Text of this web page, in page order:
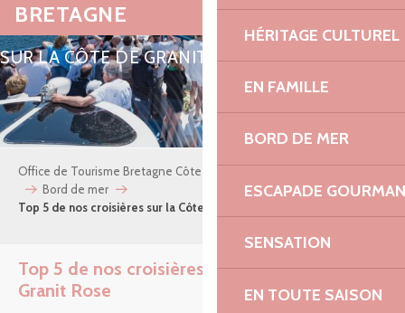
HÉRITAGE CULTUREL
EN FAMILLE
BORD DE MER
ESCAPADE
SENSATION
EN TOUTE SAISON
BRETAGNE
SUR LA CÔTE DE GRANIT ROSE
Office de Tourisme Bretagne Côte de Granit Rose
Bord de mer
Top 5 de nos croisières sur la Côte de Granit Rose
Top 5 de nos croisières sur la Côte de
Granit Rose